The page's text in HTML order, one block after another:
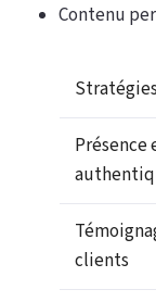
Contenu
Stratégies
Présence
clients